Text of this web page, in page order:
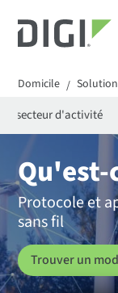
Domicile /
secteur d'activité
Qu'est-
Protocole et
sans fil
Trouver un